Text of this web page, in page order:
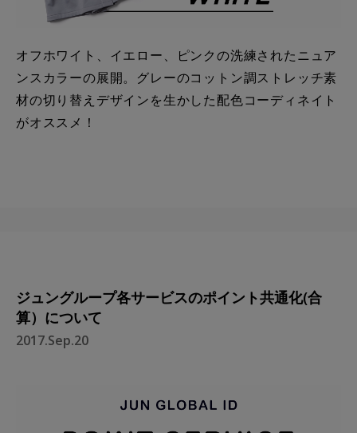
オフホワイト、イエロー、ピンクの洗練されたニュア
ンスカラーの展開。グレーのコットン調ストレッチ素
材の切り替えデザインを生かした配色コーディネイト
がオススメ！
ジュングループ各サービスのポイント共通化(合
算）について
2017.Sep.20